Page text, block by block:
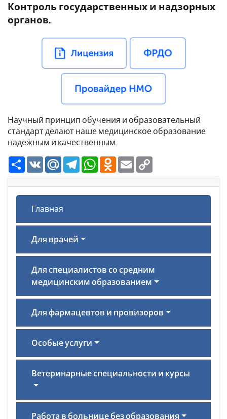
Контроль государственных и надзорных
органов.
Научный принцип обучения и образовательный
стандарт делают наше медицинское образование
надежным и качественным.
РесурсVK Mail.Ru TelegramWhatsAppOdnoklassniki
Email
Главная
Для врачей
Для специалистов со средним
медицинским образованием
Для фармацевтов и провизоров
Особые услуги
Ветеринарные специальности и курсы
Работа в больнице без образования